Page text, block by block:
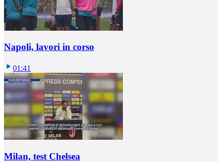
Napoli, lavori in corso
01:41
Milan, test Chelsea